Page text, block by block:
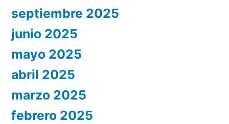
septiembre 2025
junio 2025
mayo 2025
abril 2025
marzo 2025
febrero 2025